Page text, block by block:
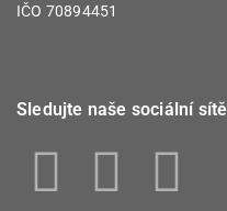
IČO 70894451
Sledujte naše sociální sítě